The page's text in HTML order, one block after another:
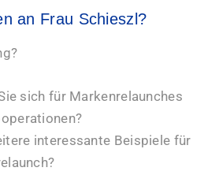
an Frau Schieszl?
sich für Markenrelaunches
interessante Beispiele für